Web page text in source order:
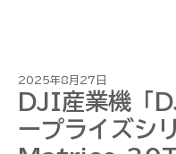
DJI産業機「
ープライズシ
2025年8月27日